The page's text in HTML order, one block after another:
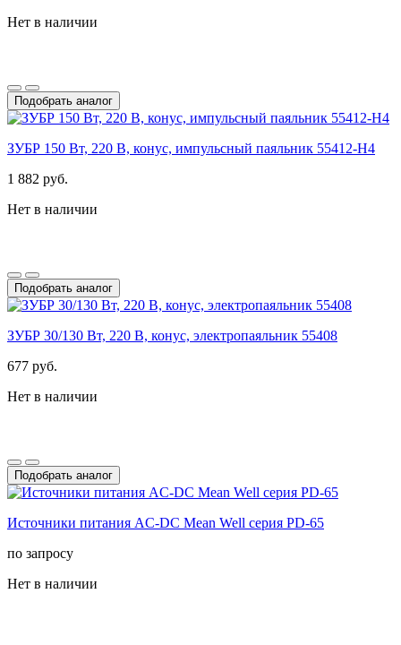
Нет в наличии
Подобрать аналог
ЗУБР 150 Вт, 220 В, конус, импульсный паяльник 55412-H4
1 882 руб.
Нет в наличии
Подобрать аналог
ЗУБР 30/130 Вт, 220 В, конус, электропаяльник 55408
677 руб.
Нет в наличии
Подобрать аналог
Источники питания AC-DC Mean Well серия PD-65
по запросу
Нет в наличии